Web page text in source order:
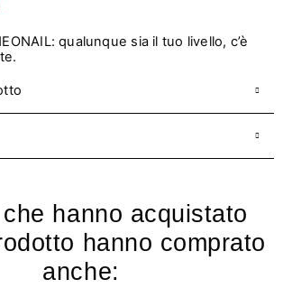
qualunque sia il tuo livello, c’è
hanno acquistato
hanno comprato
anche: